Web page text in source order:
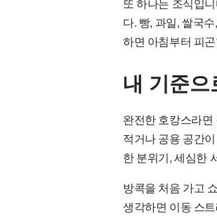
다. 빵, 과일, 쌀국
하면 아침부터 피
내 기준으
완전한 호캉스라
적거나 공용 공간
한 분위기, 세심한
방콕을 처음 가고
생각하면 이동 스